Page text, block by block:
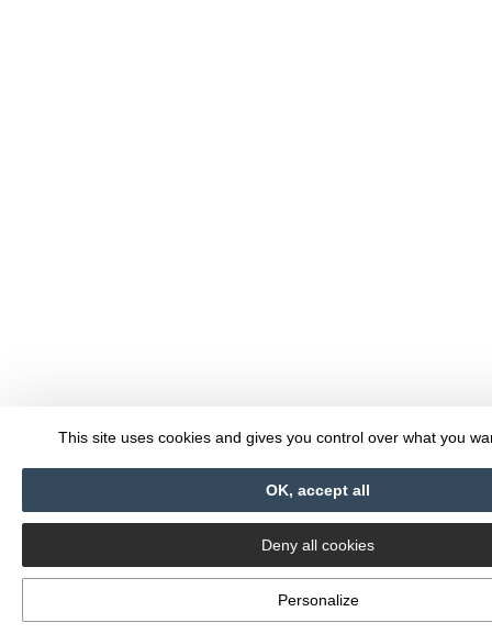
This site uses cookies and gives you control over what you
OK, accept all
Deny all cookies
Personalize